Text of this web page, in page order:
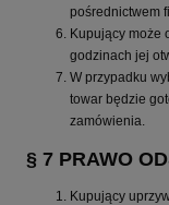
pośrednictwem
Kupujący może
godzinach jej
W przypadku
towar będzie
zamówienia.
§ 7 PRAWO
Kupujący